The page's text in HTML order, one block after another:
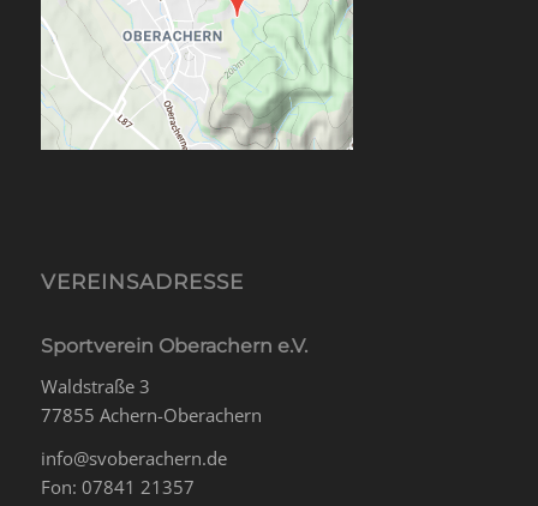
VEREINSADRESSE
Sportverein Oberachern e.V.
Waldstraße 3
77855 Achern-Oberachern
info@svoberachern.de
Fon: 07841 21357